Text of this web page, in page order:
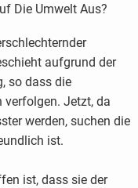
Die Umwelt Aus?
aufgrund der
so dass die
verfolgen. Jetzt, da
werden, suchen die
ist.
ist, dass sie der